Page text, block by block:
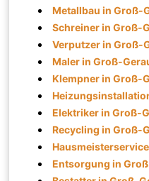
Metallbau in Groß-
Schreiner in Groß-
Verputzer in Groß-
Maler in Groß-
Klempner in Groß-
Elektriker in Groß-
Recycling in Groß-
Entsorgung in